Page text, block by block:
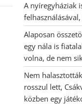
A nyíregyháziak
Alaposan
egy nála is
volna, de nem
Nem
rosszul lett,
közben egy